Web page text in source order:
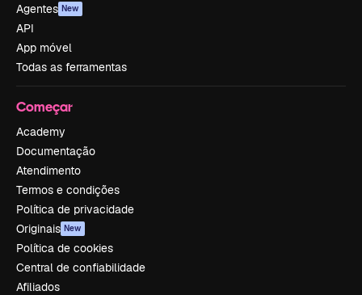
Agentes New
API
App móvel
Todas as ferramentas
Começar
Academy
Documentação
Atendimento
Termos e condições
Política de privacidade
Originais New
Política de cookies
Central de confiabilidade
Afiliados